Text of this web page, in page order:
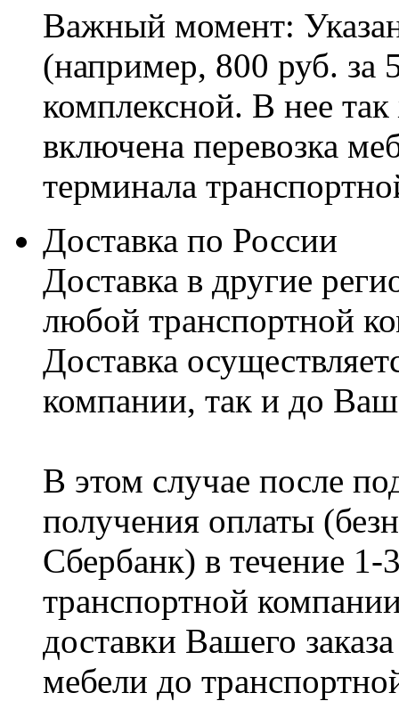
Важный момент:
(например, 800 руб. за
комплексной. В нее
включена перевозка
терминала
Доставка по России
Доставка в другие
любой транспортной
Доставка
компании, так и до
В этом случае после
получения оплаты
Сбербанк) в течение
транспортной
доставки Вашего
мебели до